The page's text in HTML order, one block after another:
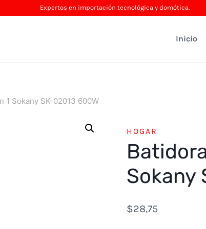
Expertos en importación tecnológica y domótica.
Inicio
1 Sokany SK-02013 600W
HOGAR
Sokany
$28,75